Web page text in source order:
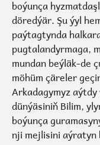
boýunça
döredýär. Şu ýyl
paýtagtynda
pugtalandyrmaga,
mundan beýläk-de
möhüm çäreler
Arkadagymyz
dünýäsiniň Bilim,
boýunça
nji mejlisini aýratyn